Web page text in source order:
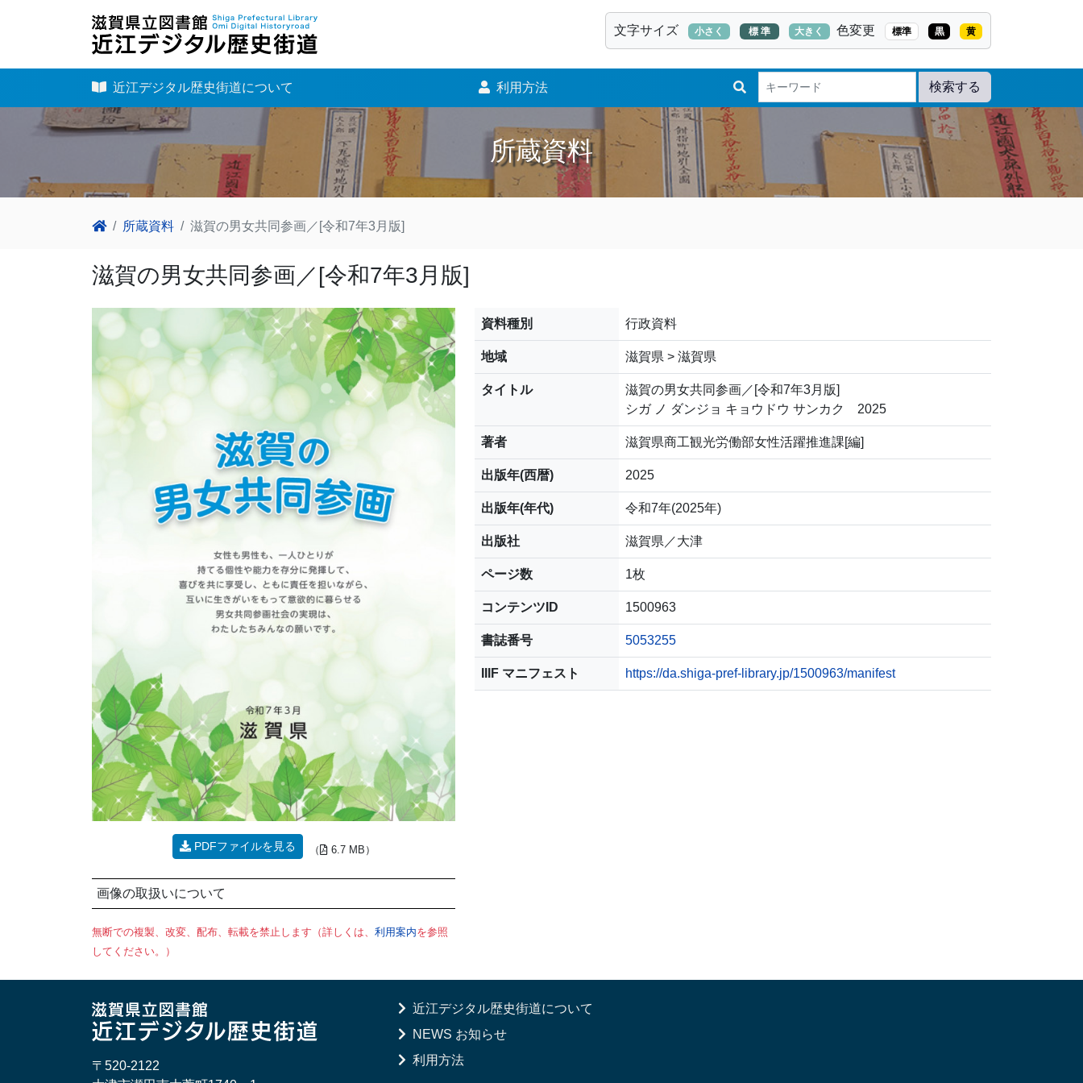
文字サイズ 小さく 標 準 大きく 色変更 標準 黒 黄
近江デジタル歴史街道について 利用方法 検索する
所蔵資料
所蔵資料 滋賀の男女共同参画／[令和7年3月版]
滋賀の男女共同参画／[令和7年3月版]
PDFファイルを見る （ 6.7 MB）
画像の取扱いについて
無断での複製、改変、配布、転載を禁止します（詳しくは、 利用案内を参照
してください。）
資料種別 行政資料
地域 滋賀県 > 滋賀県
タイトル
滋賀の男女共同参画／[令和7年3月版]
シガ ノ ダンジョ キョウドウ サンカク 2025
著者 滋賀県商工観光労働部女性活躍推進課[編]
出版年(西暦) 2025
出版年(年代) 令和7年(2025年)
出版社 滋賀県／大津
ページ数 1枚
コンテンツID 1500963
書誌番号 5053255
IIIF マニフェスト https://da.shiga-pref-library.jp/1500963/manifest
〒520-2122
近江デジタル歴史街道について
NEWS お知らせ
利用方法